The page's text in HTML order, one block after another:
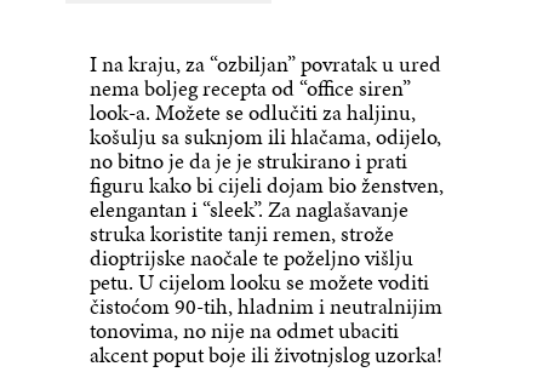
I na kraju, za “ozbiljan” povratak u ured
nema boljeg recepta od “office siren”
look-a. Možete se odlučiti za haljinu,
košulju sa suknjom ili hlačama, odijelo,
no bitno je da je je strukirano i prati
figuru kako bi cijeli dojam bio ženstven,
elengantan i “sleek”. Za naglašavanje
struka koristite tanji remen, strože
dioptrijske naočale te poželjno višlju
petu. U cijelom looku se možete voditi
čistoćom 90-tih, hladnim i neutralnijim
tonovima, no nije na odmet ubaciti
akcent poput boje ili životnjslog uzorka!